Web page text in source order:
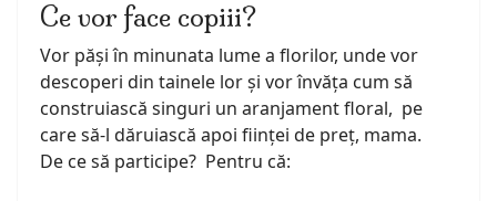
Ce vor face copiii?
Vor păși în minunata lume a florilor, unde vor
descoperi din tainele lor și vor învăța cum să
construiască singuri un aranjament floral, pe
care să-l dăruiască apoi ființei de preț, mama.
De ce să participe? Pentru că: